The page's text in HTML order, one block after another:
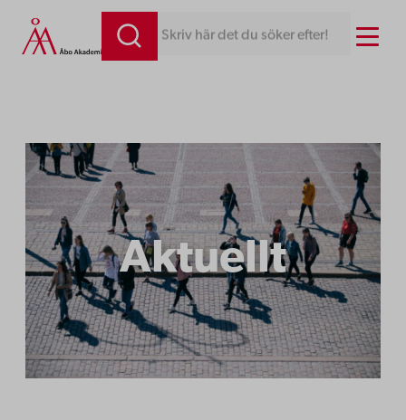
Hoppa
till
Skriv här det du söker efter! Menu
Aktuellt